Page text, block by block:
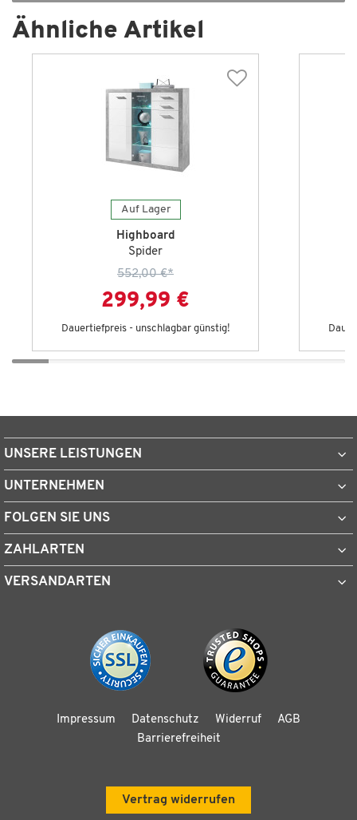
Ähnliche Artikel
Auf Lager
Highboard
Spider
552,00 €*
299,99 €
Dauertiefpreis - unschlagbar günstig!
UNSERE LEISTUNGEN
UNTERNEHMEN
FOLGEN SIE UNS
ZAHLARTEN
VERSANDARTEN
Impressum Datenschutz Widerruf
AGB
Barrierefreiheit
Vertrag widerrufen